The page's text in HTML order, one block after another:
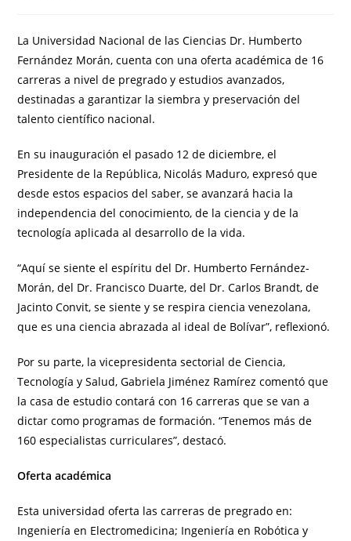
La Universidad Nacional de las Ciencias Dr. Humberto
Fernández Morán, cuenta con una oferta académica de 16
carreras a nivel de pregrado y estudios avanzados,
destinadas a garantizar la siembra y preservación del
talento científico nacional.
En su inauguración el pasado 12 de diciembre, el
Presidente de la República, Nicolás Maduro, expresó que
desde estos espacios del saber, se avanzará hacia la
independencia del conocimiento, de la ciencia y de la
tecnología aplicada al desarrollo de la vida.
“Aquí se siente el espíritu del Dr. Humberto Fernández-
Morán, del Dr. Francisco Duarte, del Dr. Carlos Brandt, de
Jacinto Convit, se siente y se respira ciencia venezolana,
que es una ciencia abrazada al ideal de Bolívar”, reflexionó.
Por su parte, la vicepresidenta sectorial de Ciencia,
Tecnología y Salud, Gabriela Jiménez Ramírez comentó que
la casa de estudio contará con 16 carreras que se van a
dictar como programas de formación. “Tenemos más de
160 especialistas curriculares”, destacó.
Oferta académica
Esta universidad oferta las carreras de pregrado en:
Ingeniería en Electromedicina; Ingeniería en Robótica y